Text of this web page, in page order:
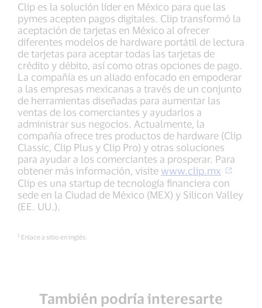
Clip es la solución líder en México para que las
pymes acepten pagos digitales. Clip transformó la
aceptación de tarjetas en México al ofrecer
diferentes modelos de hardware portátil de lectura
de tarjetas para aceptar todas las tarjetas de
crédito y débito, así como otras opciones de pago.
La compañía es un aliado enfocado en empoderar
a las empresas mexicanas a través de un conjunto
de herramientas diseñadas para aumentar las
ventas de los comerciantes y ayudarlos a
administrar sus negocios. Actualmente, la
compañía ofrece tres productos de hardware (Clip
Classic, Clip Plus y Clip Pro) y otras soluciones
para ayudar a los comerciantes a prosperar. Para
obtener más información, visite www.clip.mx
Clip es una startup de tecnología financiera con
sede en la Ciudad de México (MEX) y Silicon Valley
(EE. UU.).
1 Enlace a sitio en inglés.
También podría interesarte